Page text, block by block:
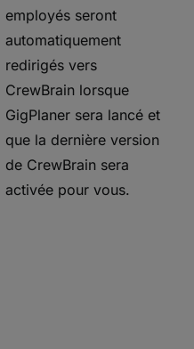
employés seront
automatiquement
redirigés vers
CrewBrain lorsque
GigPlaner sera lancé et
que la dernière version
de CrewBrain sera
activée pour vous.